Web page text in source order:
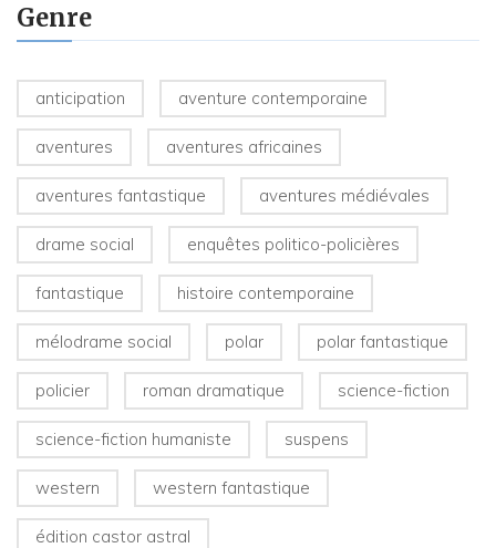
Genre
anticipation aventure contemporaine
aventures aventures africaines
aventures fantastique aventures médiévales
drame social enquêtes politico-policières
fantastique histoire contemporaine
mélodrame social polar polar fantastique
policier roman dramatique science-fiction
science-fiction humaniste suspens
western western fantastique
édition castor astral